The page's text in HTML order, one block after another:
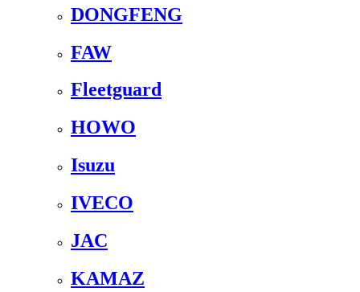
DONGFENG
FAW
Fleetguard
HOWO
Isuzu
IVECO
JAC
KAMAZ